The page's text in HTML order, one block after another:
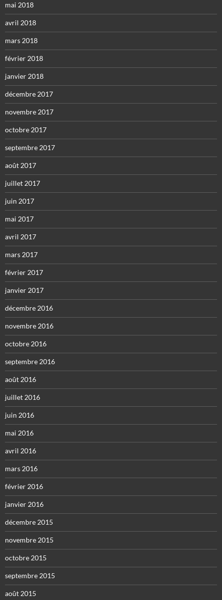
mai 2018
avril 2018
mars 2018
février 2018
janvier 2018
décembre 2017
novembre 2017
octobre 2017
septembre 2017
août 2017
juillet 2017
juin 2017
mai 2017
avril 2017
mars 2017
février 2017
janvier 2017
décembre 2016
novembre 2016
octobre 2016
septembre 2016
août 2016
juillet 2016
juin 2016
mai 2016
avril 2016
mars 2016
février 2016
janvier 2016
décembre 2015
novembre 2015
octobre 2015
septembre 2015
août 2015